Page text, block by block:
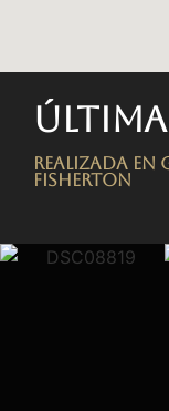
Realizada en
FISHERTON